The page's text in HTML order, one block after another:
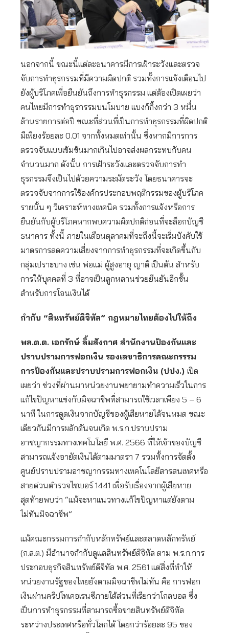
นอกจากนี้ ขณะนี้แต่ละธนาคารมีการเฝ้าระวังและตรวจ
จับการทำธุรกรรมที่มีความผิดปกติ รวมทั้งการแจ้งเตือนไป
ยังผู้บริโภคเพื่อยืนยันถึงการทำธุรกรรม แต่ต้องเปิดเผยว่า
คนไทยมีการทำธุรกรรมบนโมบาย แบงก์กิ้งกว่า 3 หมื่น
ล้านรายการต่อปี ขณะที่ส่วนที่เป็นการทำธุรกรรมที่ผิดปกติ
มีเพียงร้อยละ 0.01 จากทั้งหมดเท่านั้น ซึ่งหากมีการการ
ตรวจจับแบบเข้มข้นมากเกินไปอาจส่งผลกระทบกับคน
จำนวนมาก ดังนั้น การเฝ้าระวังและตรวจจับการทำ
ธุรกรรมจึงเป็นไปด้วยความระมัดระวัง โดยธนาคารจะ
ตรวจจับจากการใช้องค์กรประกอบพฤติกรรมของผู้บริโภค
รายนั้น ๆ วิเคราะห์ทางเทคนิค รวมทั้งการแจ้งหรือการ
ยืนยันกับผู้บริโภคหากพบความผิดปกติก่อนที่จะล็อกบัญชี
ธนาคาร ทั้งนี้ ภายในเดือนตุลาคมที่จะถึงนี้จะเริ่มบังคับใช้
มาตรการลดความเสี่ยงจากการทำธุรกรรมที่จะเกิดขึ้นกับ
กลุ่มเปราะบาง เช่น พ่อแม่ ผู้สูงอายุ ญาติ เป็นต้น สำหรับ
การให้บุคคลที่ 3 ที่อาจเป็นลูกหลานช่วยยืนยันอีกชั้น
สำหรับการโอนเงินได้
กำกับ “สินทรัพย์ดิจิทัล” กฎหมายไทยต้องไปให้ถึง
พล.ต.ต. เอกรักษ์ ลิ้มสังกาศ สำนักงานป้องกันและ
ปราบปรามการฟอกเงิน รองเลขาธิการคณะกรรรม
การป้องกันและปราบปรามการฟอกเงิน (ปปง.) เปิด
เผยว่า ช่วงที่ผ่านมาหน่วยงานพยายามทำความเร็วในการ
แก้ไขปัญหาแข่งกับมิจฉาชีพที่สามารถใช้เวลาเพียง 5 – 6
นาที ในการดูดเงินจากบัญชีของผู้เสียหายได้จนหมด ขณะ
เดียวกันมีการผลักดันจนเกิด พ.ร.ก.ปราบปราม
อาชญากรรมทางเทคโนโลยี พ.ศ. 2566 ที่ให้เจ้าของบัญชี
สามารถแจ้งอายัดเงินได้ตามมาตรา 7 รวมทั้งการจัดตั้ง
ศูนย์ปราบปรามอาชญากรรมทางเทคโนโลยีสารสนเทศหรือ
สายด่วนตำรวจไซเบอร์ 1441 เพื่อรับเรื่องจากผู้เสียหาย
สุดท้ายพบว่า “แม้จะหาแนวทางแก้ไขปัญหาแต่ยังตาม
ไม่ทันมิจฉาชีพ”
แม้คณะกรรมการกำกับหลักทรัพย์และตลาดหลักทรัพย์
(ก.ล.ต.) มีอำนาจกำกับดูแลสินทรัพย์ดิจิทัล ตาม พ.ร.ก.การ
ประกอบธุรกิจสินทรัพย์ดิจิทัล พ.ศ. 2561 แต่สิ่งที่ทำให้
หน่วยงานรัฐของไทยยังตามมิจฉาชีพไม่ทัน คือ การฟอก
เงินผ่านคริปโทเคอเรนซีภายใต้ส่วนที่เรียกว่าโกลบอล ซึ่ง
เป็นการทำธุรกรรมที่สามารถซื้อขายสินทรัพย์ดิจิทัล
ระหว่างประเทศหรือทั่วโลกได้ โดยกว่าร้อยละ 95 ของ